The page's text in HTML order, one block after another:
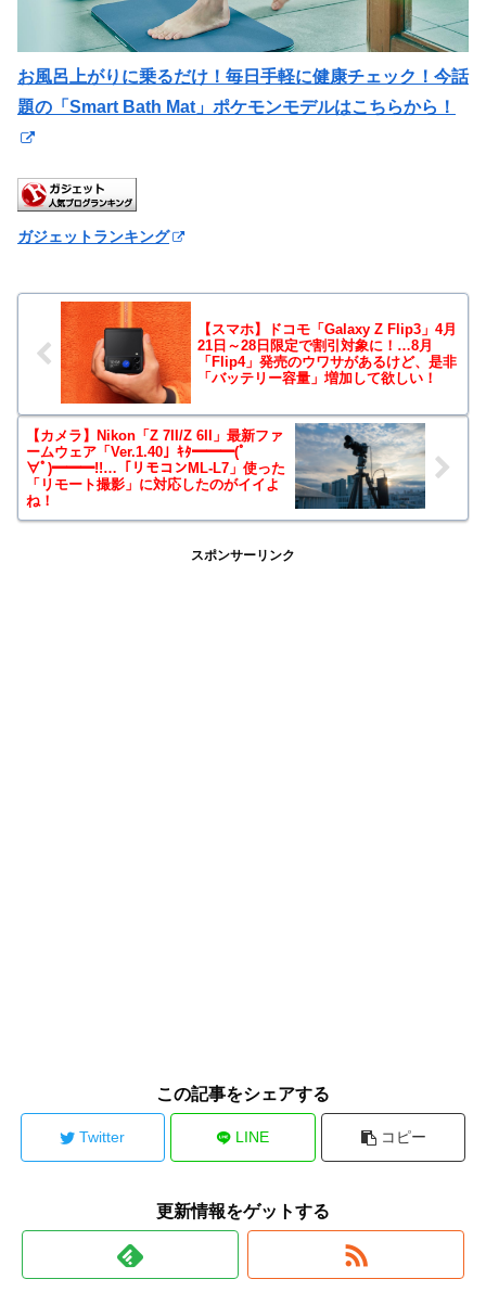
お風呂上がりに乗るだけ！毎日手軽に健康チェック！今話
題の「Smart Bath Mat」ポケモンモデルはこちらから！
ガジェットランキング
【スマホ】ドコモ「Galaxy Z Flip3」4月
21日～28日限定で割引対象に！…8月
「Flip4」発売のウワサがあるけど、是非
「バッテリー容量」増加して欲しい！
【カメラ】Nikon「Z 7II/Z 6II」最新ファ
ームウェア「Ver.1.40」ｷﾀ━━━(ﾟ
∀ﾟ)━━━!!…「リモコンML-L7」使った
「リモート撮影」に対応したのがイイよ
ね！
スポンサーリンク
この記事をシェアする
Twitter LINE コピー
更新情報をゲットする